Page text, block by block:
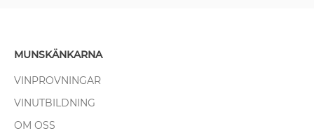
MUNSKÄNKARNA
VINPROVNINGAR
VINUTBILDNING
OM OSS